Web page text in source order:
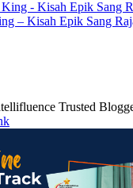
– Kisah Epik Sang